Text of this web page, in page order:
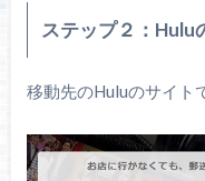
ステップ２：Hulu
移動先のHuluのサイト